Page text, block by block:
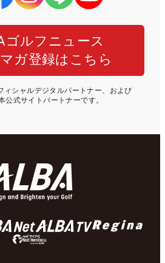
ゴルフニュース
ガ登録はこちら
ィシャルデジタルパートナー、および
公式サイトパートナーです。